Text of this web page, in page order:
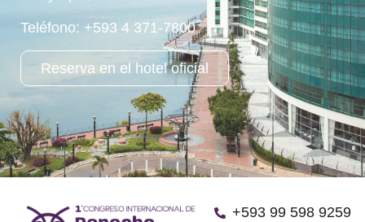
Teléfono: +593 4 371-7800
Reserva en el hotel oficial
‪+593 99 598 9259‬